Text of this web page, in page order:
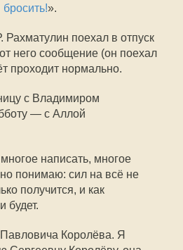
бросить!».
Рахматулин поехал в отпуск
него сообщение (он поехал
проходит нормально.
с Владимиром
— с Аллой
написать, многое
понимаю: сил на всё не
получится, и как
будет.
Королёва. Я